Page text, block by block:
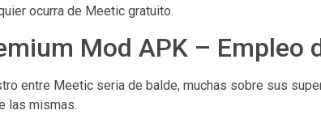
ocurra de Meetic gratuito.
Mod APK – Empleo
entre Meetic seri­a de balde, muchas sobre sus
las mismas.